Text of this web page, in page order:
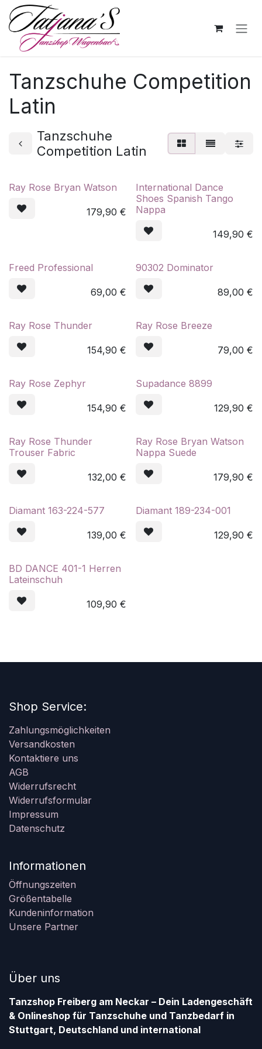
Zum Inhalt springen
Tanzschuhe Competition
Latin
Tanzschuhe
Competition Latin
Ray Rose Bryan Watson
179,90 €
International Dance
Shoes Spanish Tango
Nappa
149,90 €
Freed Professional
69,00 €
90302 Dominator
89,00 €
Ray Rose Thunder
154,90 €
Ray Rose Breeze
79,00 €
Ray Rose Zephyr
154,90 €
Supadance 8899
129,90 €
Ray Rose Thunder
Trouser Fabric
132,00 €
Ray Rose Bryan Watson
Nappa Suede
179,90 €
Diamant 163-224-577
139,00 €
Diamant 189-234-001
129,90 €
BD DANCE 401-1 Herren
Lateinschuh
109,90 €
Shop Service:
Zahlungsmöglichkeiten
Versandkosten
Kontaktiere uns
AGB
Widerrufsrecht
Widerrufsformular
Impressum
Datenschutz
Informationen
Öffnungszeiten
Größentabelle
Kundeninformation
Unsere Partner
Über uns
Tanzshop Freiberg am Neckar – Dein Ladengeschäft
& Onlineshop für Tanzschuhe und Tanzbedarf in
Stuttgart, Deutschland und international